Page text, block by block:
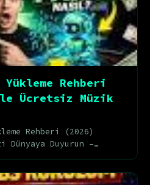
Rehberi
Ücretsiz Müzik
Rehberi (2026)
Duyurun –